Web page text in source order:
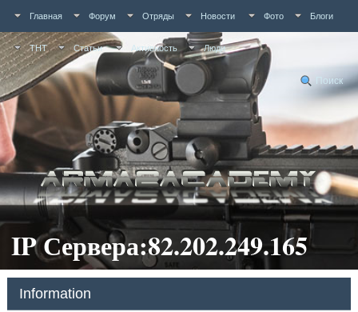
Главная Форум Отряды Новости Фото Блоги
ТНТ Статьи Активность Люди
Поиск
IP Сервера:82.202.249.165
Information